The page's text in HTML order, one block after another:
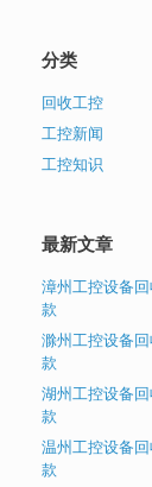
分类
回收工控
工控新闻
工控知识
最新文章
漳州工控设备
款
滁州工控设备
款
湖州工控设备
款
温州工控设备
款